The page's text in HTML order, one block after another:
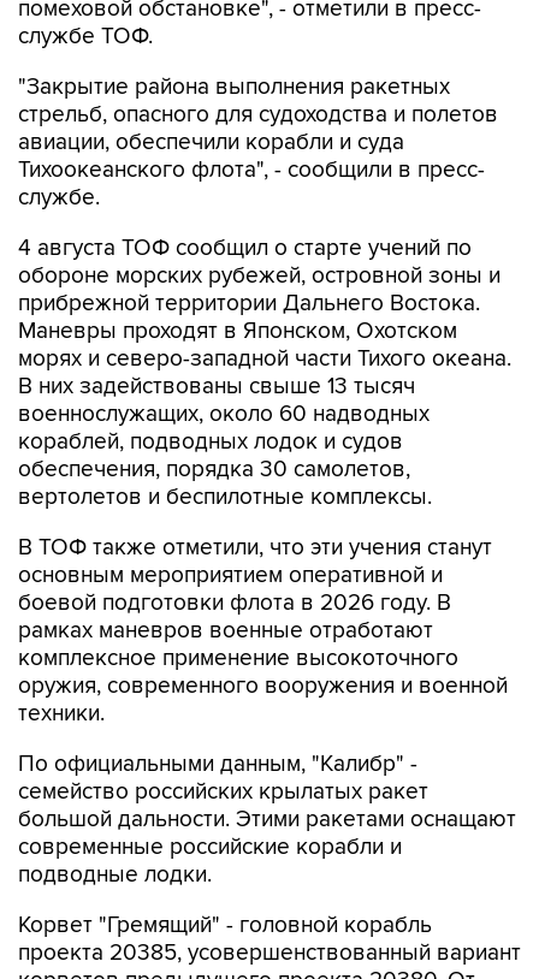
помеховой обстановке", - отметили в пресс-
службе ТОФ.
"Закрытие района выполнения ракетных
стрельб, опасного для судоходства и полетов
авиации, обеспечили корабли и суда
Тихоокеанского флота", - сообщили в пресс-
службе.
4 августа ТОФ сообщил о старте учений по
обороне морских рубежей, островной зоны и
прибрежной территории Дальнего Востока.
Маневры проходят в Японском, Охотском
морях и северо-западной части Тихого океана.
В них задействованы свыше 13 тысяч
военнослужащих, около 60 надводных
кораблей, подводных лодок и судов
обеспечения, порядка 30 самолетов,
вертолетов и беспилотные комплексы.
В ТОФ также отметили, что эти учения станут
основным мероприятием оперативной и
боевой подготовки флота в 2026 году. В
рамках маневров военные отработают
комплексное применение высокоточного
оружия, современного вооружения и военной
техники.
По официальными данным, "Калибр" -
семейство российских крылатых ракет
большой дальности. Этими ракетами оснащают
современные российские корабли и
подводные лодки.
Корвет "Гремящий" - головной корабль
проекта 20385, усовершенствованный вариант